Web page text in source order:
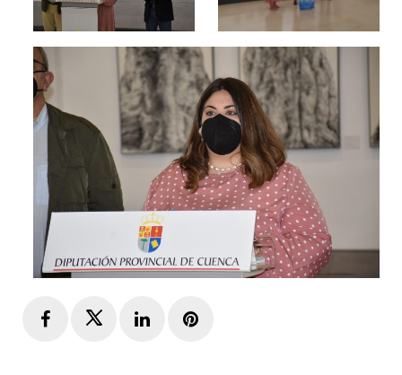
FacebookTwitterLinkedInPinterest